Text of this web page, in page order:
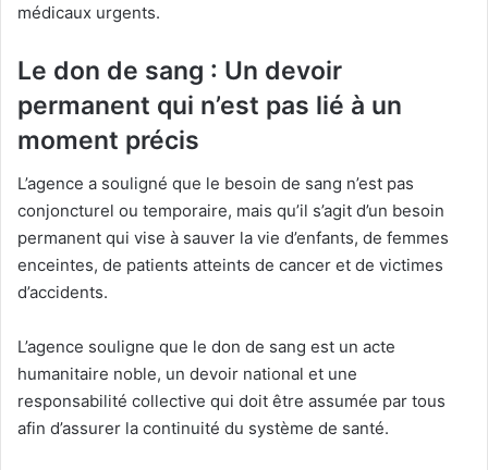
médicaux urgents.
Le don de sang : Un devoir
permanent qui n’est pas lié à un
moment précis
L’agence a souligné que le besoin de sang n’est pas
conjoncturel ou temporaire, mais qu’il s’agit d’un besoin
permanent qui vise à sauver la vie d’enfants, de femmes
enceintes, de patients atteints de cancer et de victimes
d’accidents.
L’agence souligne que le don de sang est un acte
humanitaire noble, un devoir national et une
responsabilité collective qui doit être assumée par tous
afin d’assurer la continuité du système de santé.